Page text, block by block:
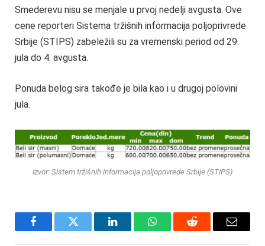
Smederevu nisu se menjale u prvoj nedelji avgusta. Ove
cene reporteri Sistema tržišnih informacija poljoprivrede
Srbije (STIPS) zabeležili su za vremenski period od 29.
jula do 4. avgusta.
Ponuda belog sira takođe je bila kao i u drugoj polovini
jula.
Izvor: Sistem tržišnih informacija poljoprivrede Srbije (STIPS)
FacebookTwitter LinkedInWhatsAppReddit Email